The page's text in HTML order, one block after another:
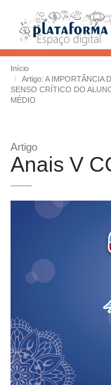
Início
Artigo: A IMPORTÂNCIA
SENSO CRÍTICO DO
MÉDIO
Artigo
Anais V